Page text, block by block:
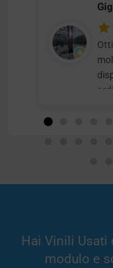
Hai Vinili Usati
modulo e